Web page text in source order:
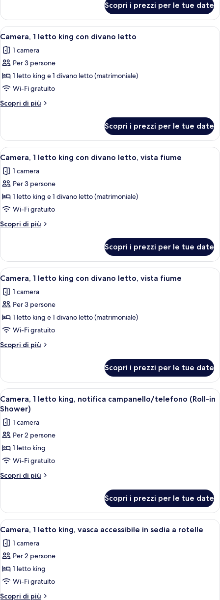
con
divano
letto
1
letto
king
divano
letto
Scopri i prezzi per le tue date
Apri
tutte
le
foto
per
Camera,
1
letto
con
divano
letto
Camera d'albergo con un letto
3
Camera, 1 letto king con divano letto
1 camera
Per 3 persone
1 letto king e 1 divano letto (matrimoniale)
Wi-Fi gratuito
Scopri di più
Altri
1
letto
king
divano
letto
Scopri i prezzi per le tue date
Apri
tutte
le
foto
per
Camera,
1
letto
con
divano
letto,
vista
fiume
Una camera d'albergo con un letto
6
Camera, 1 letto king con divano letto, vista fiume
1 camera
Per 3 persone
1 letto king e 1 divano letto (matrimoniale)
Wi-Fi gratuito
Scopri di più
Altri
1
letto
king
divano
letto,
fiume
Scopri i prezzi per le tue date
Apri
tutte
le
foto
per
Camera,
1
letto
con
divano
letto,
vista
fiume
Camera d'albergo con un letto
3
Camera, 1 letto king con divano letto, vista fiume
1 camera
Per 3 persone
1 letto king e 1 divano letto (matrimoniale)
Wi-Fi gratuito
Scopri di più
Altri
1
letto
king
con
letto,
vista
Scopri i prezzi per le tue date
Apri
tutte
le
foto
per
Camera,
1
letto
campanello/telefono
(Roll-
in
Shower)
Una camera d'albergo con un letto
8
Camera, 1 letto king, notifica campanello/telefono (Roll-in
Shower)
1 camera
Per 2 persone
1 letto king
Wi-Fi gratuito
Scopri di più
Altri
1
letto
king,
campanello/telefono
(Roll-
Shower)
Scopri i prezzi per le tue date
Apri
tutte
le
foto
per
Camera,
1
Una camera d'albergo con un letto
8
Camera, 1 letto king, vasca accessibile in sedia a rotelle
1 camera
Per 2 persone
1 letto king
Wi-Fi gratuito
Scopri di più
Altri